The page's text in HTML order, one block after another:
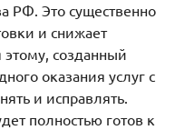
РФ. Это существенно
и снижает
созданный
оказания услуг с
и исправлять.
полностью готов к